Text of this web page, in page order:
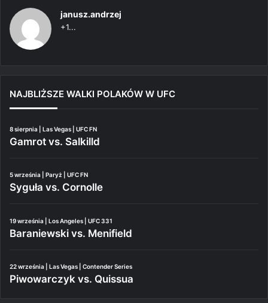
janusz.andrzej
+1...
NAJBLIŻSZE WALKI POLAKÓW W UFC
8 sierpnia | Las Vegas | UFC FN
Gamrot vs. Salkilld
5 września | Paryż | UFC FN
Syguła vs. Cornolle
19 września | Los Angeles | UFC 331
Baraniewski vs. Menifield
22 września | Las Vegas | Contender Series
Piwowarczyk vs. Quissua